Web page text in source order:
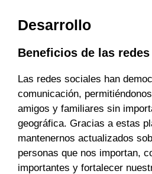
Desarrollo
Beneficios de las
Las redes sociales han
comunicación,
amigos y familiares sin
geográfica. Gracias a estas
mantenernos actualizados
personas que nos importan,
importantes y fortalecer